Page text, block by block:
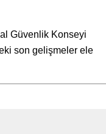
Güvenlik Konseyi
son gelişmeler ele